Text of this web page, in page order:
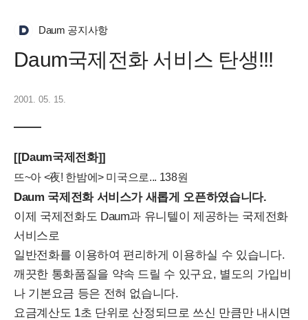
Daum 공지사항
Daum국제전화 서비스 탄생!!!
2001. 05. 15.
[[Daum국제전화]]
뜨~아 <夜! 한밤에> 미국으로... 138원
Daum 국제전화 서비스가 새롭게 오픈하였습니다.
이제 국제전화도 Daum과 유니텔이 제공하는 국제전화
서비스로
일반전화를 이용하여 편리하게 이용하실 수 있습니다.
깨끗한 통화품질을 약속 드릴 수 있구요, 별도의 가입비
나 기본요금 등은 전혀 없습니다.
요금계산도 1초 단위로 산정되므로 쓰신 만큼만 내시면